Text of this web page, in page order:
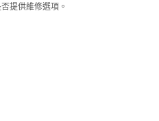
提供維修選項。